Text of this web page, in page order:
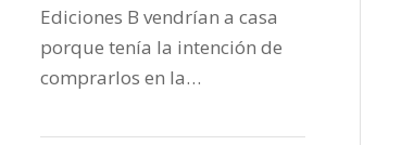
Ediciones B vendrían a casa
porque tenía la intención de
comprarlos en la…